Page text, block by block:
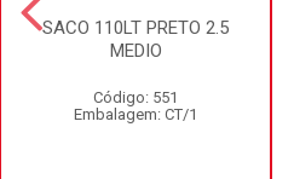
SACO 110LT PRETO 2.5
MEDIO
Código: 551
Embalagem: CT/1